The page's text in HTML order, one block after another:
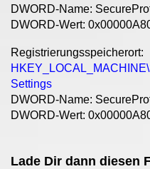
DWORD-Name:
DWORD-Wert:
Registrierungsspeicherort:
Settings
DWORD-Name:
DWORD-Wert:
Lade Dir dann diesen